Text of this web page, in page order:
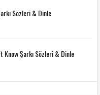
Sözleri & Dinle
Know Şarkı Sözleri & Dinle